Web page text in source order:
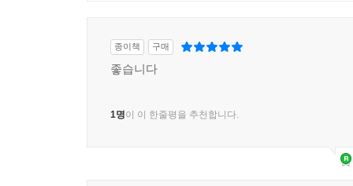
종이책 구매
좋습니다
1명이 이 한줄평을 추천합니다.